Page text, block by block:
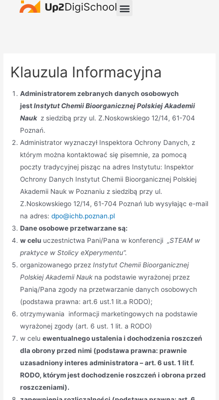
Klauzula Informacyjna
Administratorem zebranych danych osobowych
jestInstytut Chemii Bioorganicznej Polskiej Akademii
Nauk z siedzibą przy ul. Z.Noskowskiego 12/14, 61-704
Poznań.
Administrator wyznaczył Inspektora Ochrony Danych, z
którym można kontaktować się pisemnie, za pomocą
poczty tradycyjnej pisząc na adres Instytutu: Inspektor
Ochrony Danych Instytut Chemii Bioorganicznej Polskiej
Akademii Nauk w Poznaniu z siedzibą przy ul.
Z.Noskowskiego 12/14, 61-704 Poznań lub wysyłając e-mail
na adres:dpo@ichb.poznan.pl
Dane osobowe przetwarzane są:
w celu uczestnictwa Pani/Pana w konferencji „STEAM w
praktyce w Stolicy eXperymentu”.
organizowanego przezInstytut Chemii Bioorganicznej
Polskiej Akademii Nauk na podstawie wyrażonej przez
Panią/Pana zgody na przetwarzanie danych osobowych
(podstawa prawna: art.6 ust.1 lit.a RODO);
otrzymywania informacji marketingowych na podstawie
wyrażonej zgody (art. 6 ust. 1 lit. a RODO)
w celuewentualnego ustalenia i dochodzenia roszczeń
dla obrony przed nimi (podstawa prawna: prawnie
uzasadniony interes administratora – art. 6 ust. 1 lit f.
RODO, którym jest dochodzenie roszczeń i obrona przed
roszczeniami).